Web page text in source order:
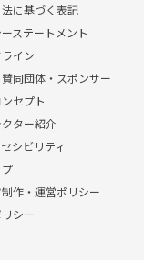
に基づく表記
ステートメント
イン
同団体・スポンサー
セプト
ター紹介
シビリティ
作・運営ポリシー
シー